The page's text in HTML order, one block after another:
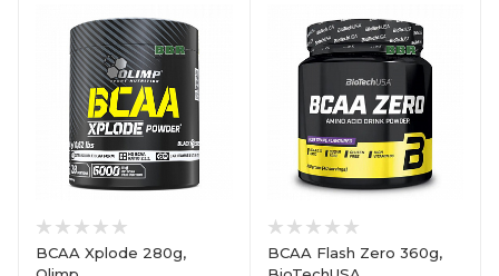
BCAA Xplode 280g,
BCAA Flash Zero 360g,